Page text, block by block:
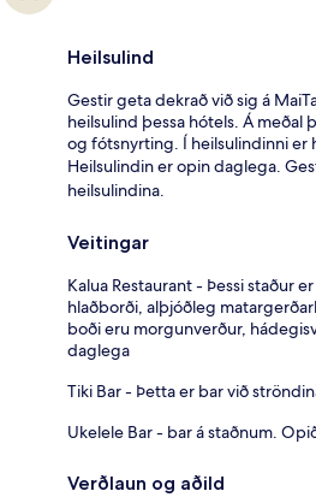
Heilsulind
Gestir geta dekrað við sig á
heilsulind þessa hótels. Á
og fótsnyrting. Í heilsulindinni er
Heilsulindin er opin daglega.
heilsulindina.
Veitingar
Kalua Restaurant - Þessi staður
hlaðborði, alþjóðleg
boði eru morgunverður,
daglega
Tiki Bar - Þetta er bar við
Ukelele Bar - bar á staðnum.
Verðlaun og aðild